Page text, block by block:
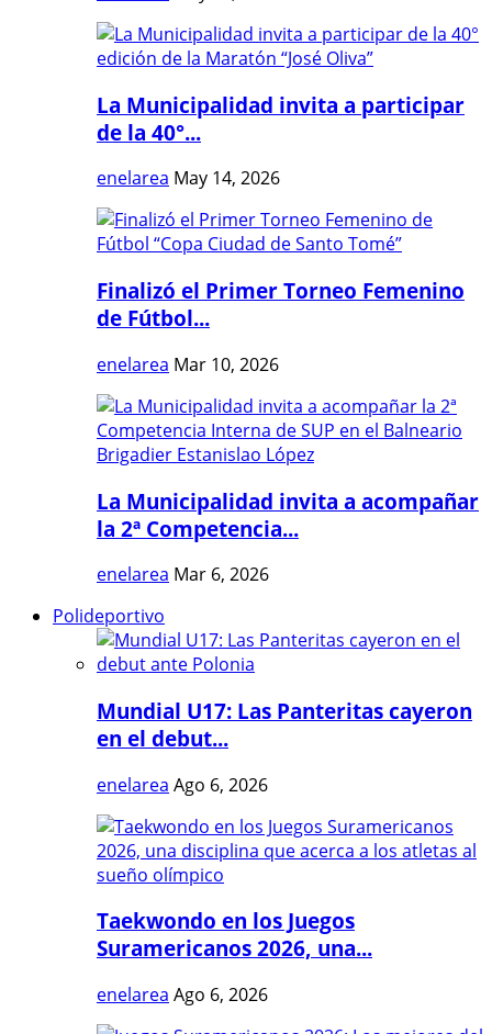
La Municipalidad invita a participar
de la 40°...
enelarea May 14, 2026
Finalizó el Primer Torneo Femenino
de Fútbol...
enelarea Mar 10, 2026
La Municipalidad invita a acompañar
la 2ª Competencia...
enelarea Mar 6, 2026
Polideportivo
Mundial U17: Las Panteritas cayeron
en el debut...
enelarea Ago 6, 2026
Taekwondo en los Juegos
Suramericanos 2026, una...
enelarea Ago 6, 2026